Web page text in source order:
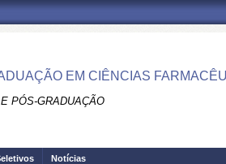
EM CIÊNCIAS
PÓS-GRADUAÇÃO
Notícias